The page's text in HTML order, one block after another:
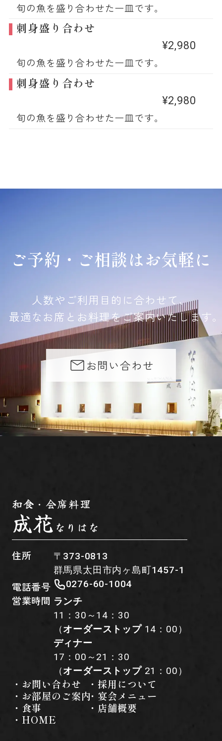
旬の魚を盛り合わせた一皿です。
刺身盛り合わせ
¥2,980
旬の魚を盛り合わせた一皿です。
刺身盛り合わせ
¥2,980
旬の魚を盛り合わせた一皿です。
ご予約・ご相談はお気軽に
人数やご利用目的に合わせて、
最適なお席とお料理をご案内いたします
お問い合わせ
和食・会席料理
成花 なりはな
住所
〒373-0813
群馬県太田市内ヶ島町1457-1
電話番号 0276-60-1004
営業時間 ランチ
11：30～14：30
（オーダーストップ14：00）
ディナー
17：00～21：30
（オーダーストップ21：00）
・お問い合わせ
・採用について
・お部屋のご案内・宴会メニュー
・食事
・店舗概要
・HOME